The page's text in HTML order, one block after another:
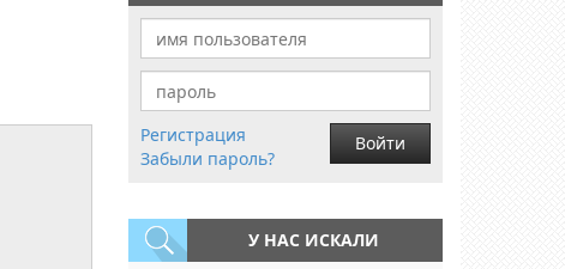
Регистрация
Забыли пароль?
Войти
У НАС ИСКАЛИ